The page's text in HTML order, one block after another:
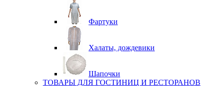
Фартуки
Халаты, дождевики
Шапочки
ТОВАРЫ ДЛЯ ГОСТИНИЦ И РЕСТОРАНОВ